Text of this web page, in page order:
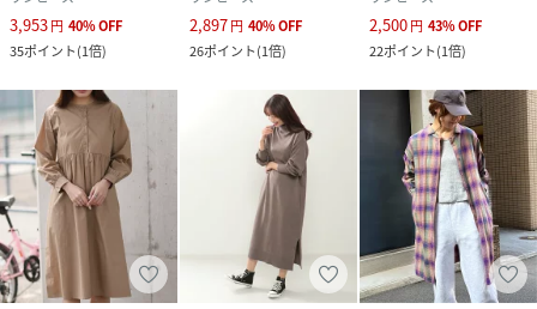
3,953円 40%OFF
35ポイント(1倍)
2,897円 40%OFF
26ポイント(1倍)
2,500円 43%OFF
22ポイント(1倍)